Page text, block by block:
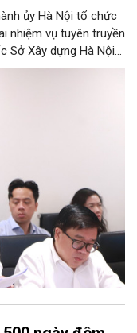
ủy Hà Nội tổ chức
nhiệm vụ tuyên truyền
Sở Xây dựng Hà Nội
triển khai thực
bàn thành phố.